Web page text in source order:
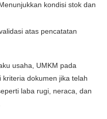
kondisi stok dan
atas pencatatan
usaha, UMKM pada
dokumen jika telah
laba rugi, neraca, dan